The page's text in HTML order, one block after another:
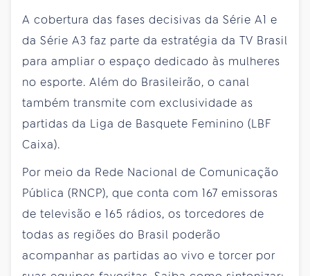
A cobertura das fases decisivas da Série A1 e
da Série A3 faz parte da estratégia da TV Brasil
para ampliar o espaço dedicado às mulheres
no esporte. Além do Brasileirão, o canal
também transmite com exclusividade as
partidas da Liga de Basquete Feminino (LBF
Caixa).
Por meio da Rede Nacional de Comunicação
Pública (RNCP), que conta com 167 emissoras
de televisão e 165 rádios, os torcedores de
todas as regiões do Brasil poderão
acompanhar as partidas ao vivo e torcer por